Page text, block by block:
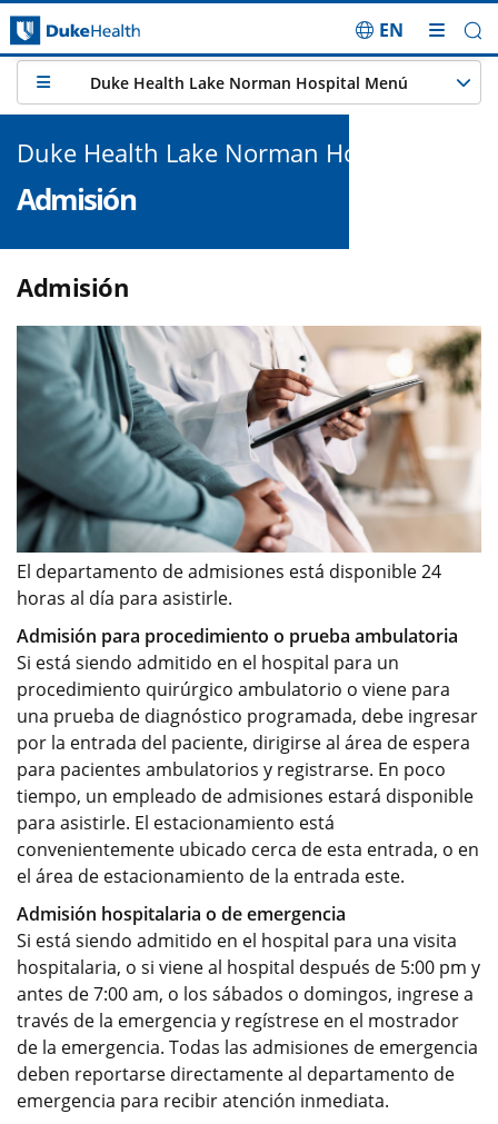
Saltar navegación
EN
Duke Health Lake Norman Hospital
Admisión
Duke Health Lake Norman Hospital Menú
Admisión
El departamento de admisiones está disponible 24
horas al día para asistirle.
Admisión para procedimiento o prueba ambulatoria
Si está siendo admitido en el hospital para un
procedimiento quirúrgico ambulatorio o viene para
una prueba de diagnóstico programada, debe ingresar
por la entrada del paciente, dirigirse al área de espera
para pacientes ambulatorios y registrarse. En poco
tiempo, un empleado de admisiones estará disponible
para asistirle. El estacionamiento está
convenientemente ubicado cerca de esta entrada, o en
el área de estacionamiento de la entrada este.
Admisión hospitalaria o de emergencia
Si está siendo admitido en el hospital para una visita
hospitalaria, o si viene al hospital después de 5:00 pm y
antes de 7:00 am, o los sábados o domingos, ingrese a
través de la emergencia y regístrese en el mostrador
de la emergencia. Todas las admisiones de emergencia
deben reportarse directamente al departamento de
emergencia para recibir atención inmediata.